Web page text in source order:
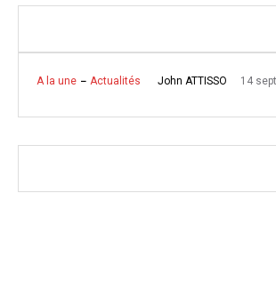
A la une Actualités John ATTISSO 14